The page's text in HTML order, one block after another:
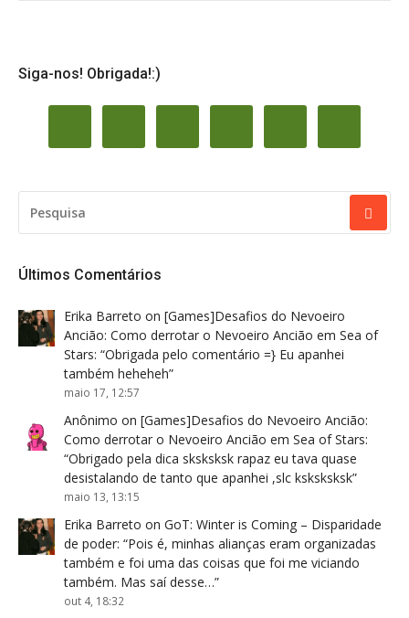
Siga-nos! Obrigada!:)
POR:
Últimos Comentários
Erika Barreto on [Games]Desafios do Nevoeiro
Ancião: Como derrotar o Nevoeiro Ancião em Sea of
Stars: “Obrigada pelo comentário =} Eu apanhei
também heheheh”
maio 17, 12:57
Anônimo on [Games]Desafios do Nevoeiro Ancião:
Como derrotar o Nevoeiro Ancião em Sea of Stars:
“Obrigado pela dica sksksksk rapaz eu tava quase
desistalando de tanto que apanhei ,slc ksksksksk”
maio 13, 13:15
Erika Barreto on GoT: Winter is Coming – Disparidade
de poder: “Pois é, minhas alianças eram organizadas
também e foi uma das coisas que foi me viciando
também. Mas saí desse…”
out 4, 18:32